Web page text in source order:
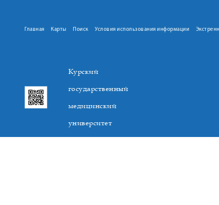
Главная Карты Поиск Условия использования информации
Курский
государственный
медицинский
университет